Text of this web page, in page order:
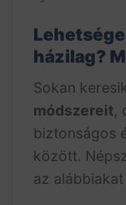
házilag?
Sokan
módszereit,
biztonságos
között.
az